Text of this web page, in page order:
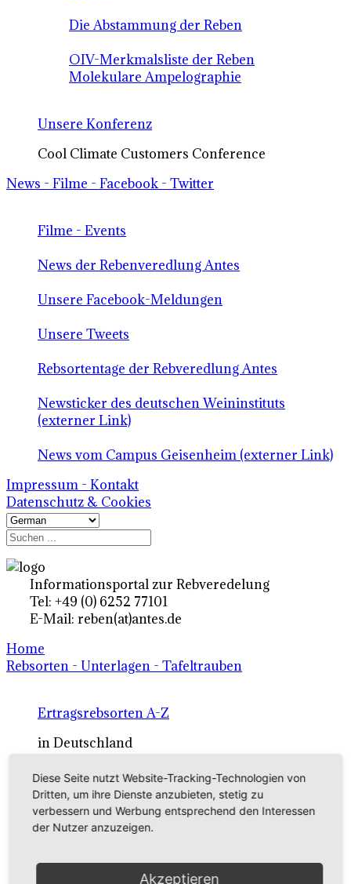
Die Abstammung der Reben
OIV-Merkmalsliste der Reben
Molekulare Ampelographie
Unsere Konferenz
Cool Climate Customers Conference
News - Filme - Facebook - Twitter
Filme - Events
News der Rebenveredlung Antes
Unsere Facebook-Meldungen
Unsere Tweets
Rebsortentage der Rebveredlung Antes
Newsticker des deutschen Weininstituts
(externer Link)
News vom Campus Geisenheim (externer Link)
Impressum - Kontakt
Datenschutz & Cookies
Informationsportal zur Rebveredelung
Tel: +49 (0) 6252 77101
E-Mail: reben(at)antes.de
Home
Rebsorten - Unterlagen - Tafeltrauben
Ertragsrebsorten A-Z
in Deutschland
Rebsorten international
externe Links
Tafeltraubensorten
Diese Seite nutzt Website-Tracking-Technologien von
Dritten, um ihre Dienste anzubieten, stetig zu
verbessern und Werbung entsprechend den Interessen
der Nutzer anzuzeigen.
Akzeptieren